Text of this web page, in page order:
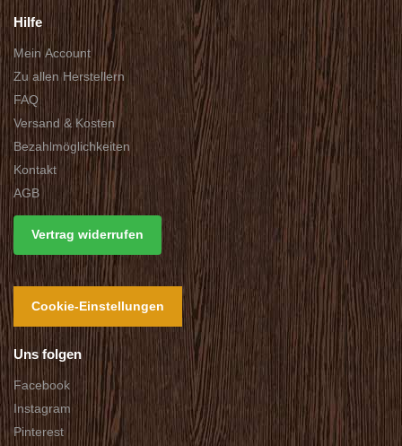
Hilfe
Mein Account
Zu allen Herstellern
FAQ
Versand & Kosten
Bezahlmöglichkeiten
Kontakt
AGB
Vertrag widerrufen
Cookie-Einstellungen
Uns folgen
Facebook
Instagram
Pinterest